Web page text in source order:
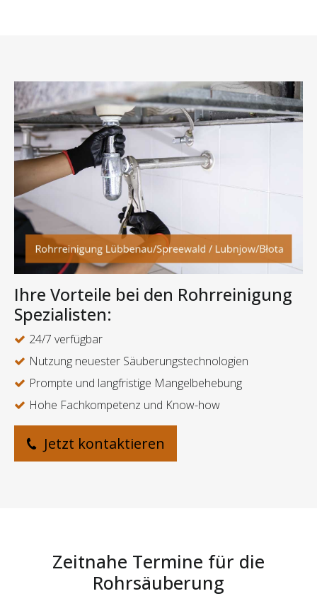
Ihre Vorteile bei den Rohrreinigung
Spezialisten:
24/7 verfügbar
Nutzung neuester Säuberungstechnologien
Prompte und langfristige Mangelbehebung
Hohe Fachkompetenz und Know-how
Jetzt kontaktieren
Zeitnahe Termine für die
Rohrsäuberung